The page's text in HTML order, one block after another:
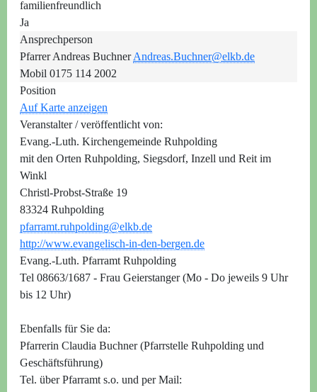
familienfreundlich
Ja
Ansprechperson
Pfarrer Andreas BuchnerAndreas.Buchner@elkb.de
Mobil 0175 114 2002
Position
Auf Karte anzeigen
Veranstalter / veröffentlicht von:
Evang.-Luth. Kirchengemeinde Ruhpolding
mit den Orten Ruhpolding, Siegsdorf, Inzell und Reit im
Winkl
Christl-Probst-Straße 19
83324 Ruhpolding
pfarramt.ruhpolding@elkb.de
http://www.evangelisch-in-den-bergen.de
Evang.-Luth. Pfarramt Ruhpolding
Tel 08663/1687 - Frau Geierstanger (Mo - Do jeweils 9 Uhr
bis 12 Uhr)
Ebenfalls für Sie da:
Pfarrerin Claudia Buchner (Pfarrstelle Ruhpolding und
Geschäftsführung)
Tel. über Pfarramt s.o. und per Mail: